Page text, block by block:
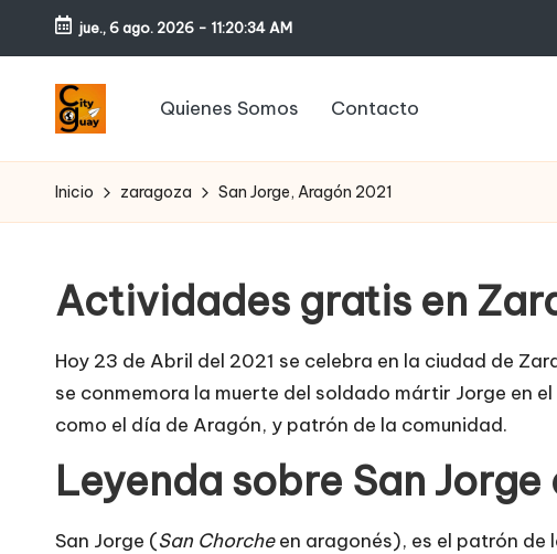
Saltar
contenido
jue., 6 ago. 2026 - 11:20:35 AM
C
it
g
u
a
y
magicos
rincones
Quienes Somos Contacto
Inicio zaragoza San Jorge, Aragón 2021
Actividades gratis en
Hoy 23 de Abril del 2021 se celebra en la ciudad de
se conmemora la muerte del soldado mártir Jorge en
como el día de Aragón, y patrón de la comunidad.
Leyenda sobre San
San Jorge (San Chorcheen aragonés), es el patrón de